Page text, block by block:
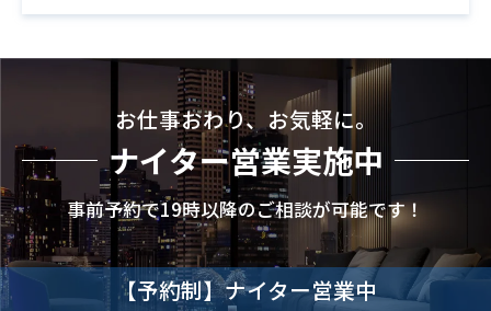
お仕事おわり、お気軽に。
ナイター営業実施中
事前予約で19時以降のご相談が可能です！
【予約制】ナイター営業中